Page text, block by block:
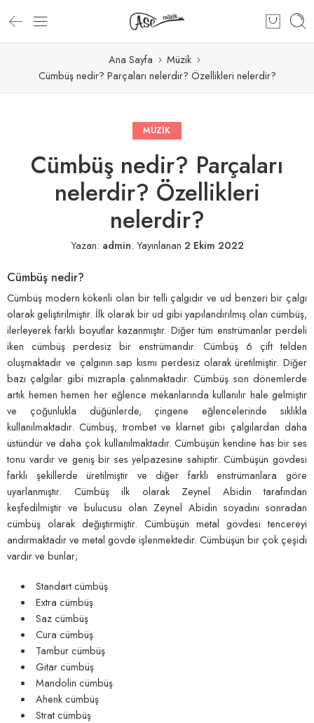
Ana Sayfa
Müzik
Cümbüş nedir? Parçaları nelerdir? Özellikleri nelerdir?
MÜZIK
Cümbüş nedir? Parçaları
nelerdir? Özellikleri
nelerdir?
Yazan: admin. Yayınlanan 2 Ekim 2022
Cümbüş nedir?
Cümbüş modern kökenli olan bir telli çalgıdır ve ud benzeri bir çalgı
olarak geliştirilmiştir. İlk olarak bir ud gibi yapılandırılmış olan cümbüş,
ilerleyerek farklı boyutlar kazanmıştır. Diğer tüm enstrümanlar perdeli
iken cümbüş perdesiz bir enstrümandır. Cümbüş 6 çift telden
oluşmaktadır ve çalgının sap kısmı perdesiz olarak üretilmiştir. Diğer
bazı çalgılar gibi mızrapla çalınmaktadır. Cümbüş son dönemlerde
artık hemen hemen her eğlence mekanlarında kullanılır hale gelmiştir
ve çoğunlukla düğünlerde, çingene eğlencelerinde sıklıkla
kullanılmaktadır. Cümbüş, trombet ve klarnet gibi çalgılardan daha
üstündür ve daha çok kullanılmaktadır. Cümbüşün kendine has bir ses
tonu vardır ve geniş bir ses yelpazesine sahiptir. Cümbüşün gövdesi
farklı şekillerde üretilmiştir ve diğer farklı enstrümanlara göre
uyarlanmıştır. Cümbüş ilk olarak Zeynel Abidin tarafından
keşfedilmiştir ve bulucusu olan Zeynel Abidin soyadını sonradan
cümbüş olarak değiştirmiştir. Cümbüşün metal gövdesi tencereyi
andırmaktadır ve metal gövde işlenmektedir. Cümbüşün bir çok çeşidi
vardır ve bunlar;
Standart cümbüş
Extra cümbüş
Saz cümbüş
Cura cümbüş
Tambur cümbüş
Gitar cümbüş
Mandolin cümbüş
Ahenk cümbüş
Strat cümbüş